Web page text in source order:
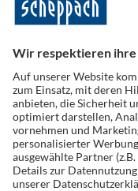
Folge